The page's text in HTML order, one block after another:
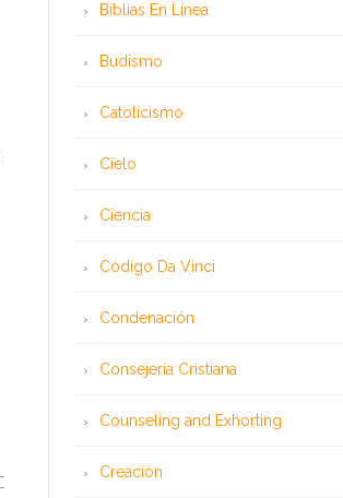
Bíblias En Línea
Budismo
Catolicismo
Cielo
Ciencia
Código Da Vinci
Condenación
Consejería Cristiana
Counseling and Exhorting
Creación